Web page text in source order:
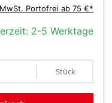
Portofrei ab 75 €*
2-5 Werktage
Stück